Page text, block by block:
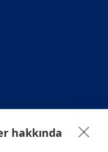
hakkında